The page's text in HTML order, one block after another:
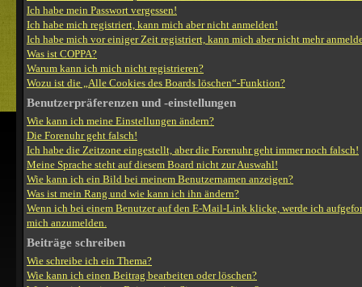
Ich habe mein Passwort vergessen!
Ich habe mich registriert, kann mich aber nicht anmelden!
Ich habe mich vor einiger Zeit registriert, kann mich aber nicht mehr
Was ist COPPA?
Warum kann ich mich nicht registrieren?
Wozu ist die „Alle Cookies des Boards löschen“-Funktion?
Benutzerpräferenzen und -einstellungen
Wie kann ich meine Einstellungen ändern?
Die Forenuhr geht falsch!
Ich habe die Zeitzone eingestellt, aber die Forenuhr geht immer noch falsch!
Meine Sprache steht auf diesem Board nicht zur Auswahl!
Wie kann ich ein Bild bei meinem Benutzernamen anzeigen?
Was ist mein Rang und wie kann ich ihn ändern?
Wenn ich bei einem Benutzer auf den E-Mail-Link klicke, werde ich
mich anzumelden.
Beiträge schreiben
Wie schreibe ich ein Thema?
Wie kann ich einen Beitrag bearbeiten oder löschen?